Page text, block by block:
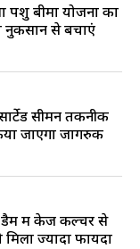
बीमा योजना का
से बचाएं
सीमन तकनीक
जाएगा जागरुक
डैम में केज कल्चर से
ज्यादा फायदा